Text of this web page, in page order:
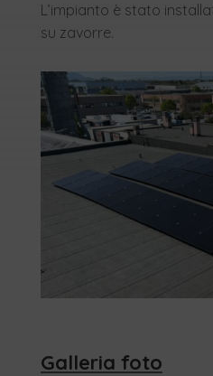
L’impianto è stato
su zavorre.
Galleria foto